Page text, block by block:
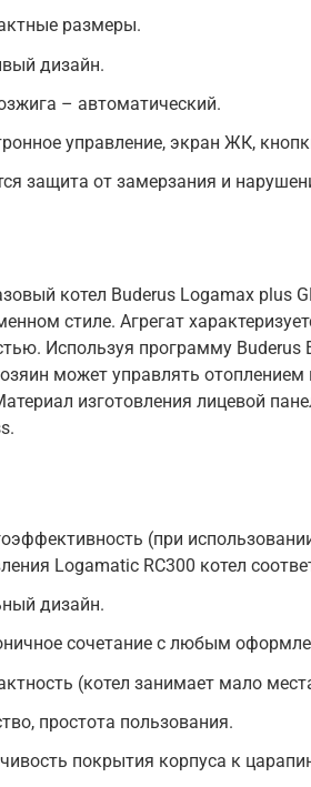
размеры.
дизайн.
– автоматический.
управление, экран ЖК,
защита от замерзания и
котел Buderus Logamax plus
стиле. Агрегат
Используя программу Buderus
может управлять
изготовления лицевой
(при
Logamatic RC300 котел
дизайн.
сочетание с любым
(котел занимает мало
простота пользования.
покрытия корпуса к